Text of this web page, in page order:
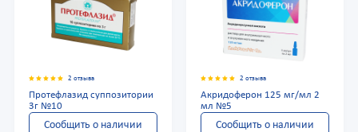
2 отзыва
Протефлазид суппозитории
3г №10
Сообщить о наличии
2 отзыва
Акридоферон 125 мг/мл 2
мл №5
Сообщить о наличии